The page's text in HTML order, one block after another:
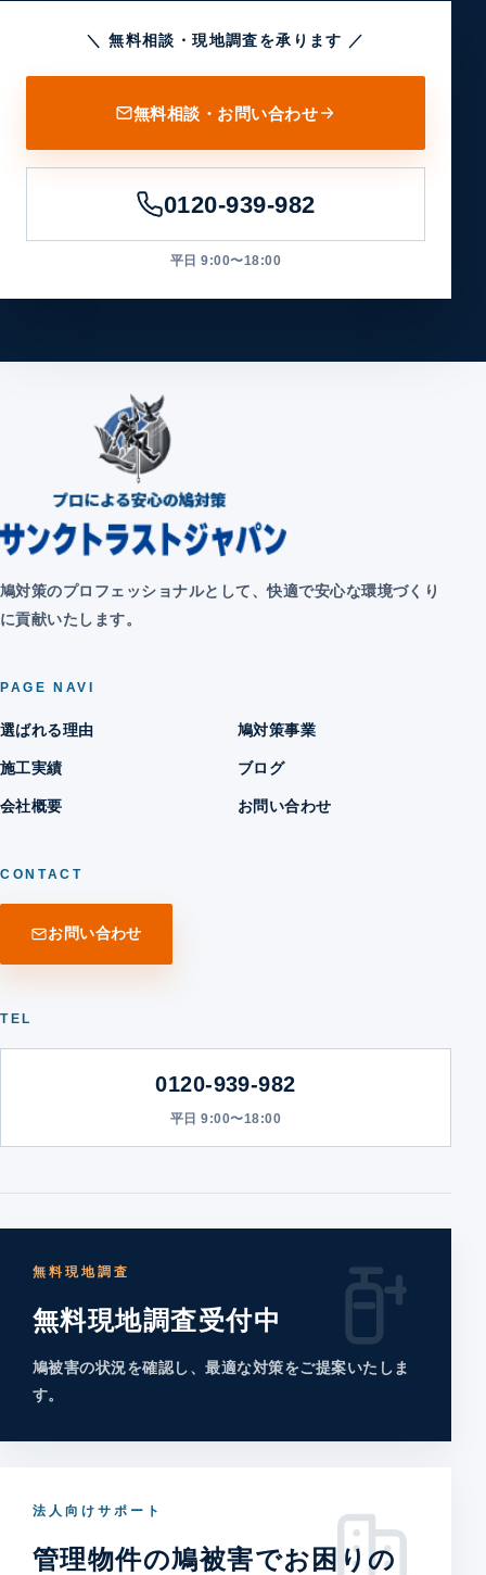
＼ 無料相談・現地調査を承ります ／
無料相談・お問い合わせ
0120-939-982
平日 9:00〜18:00
鳩対策のプロフェッショナルとして、快適で安心な環境づくり
に貢献いたします。
PAGE NAVI
選ばれる理由 鳩対策事業
施工実績 ブログ
会社概要 お問い合わせ
CONTACT
お問い合わせ
TEL
0120-939-982
平日 9:00〜18:00
無料現地調査
無料現地調査受付中
鳩被害の状況を確認し、最適な対策をご提案いたしま
す。
法人向けサポート
管理物件の鳩被害でお困りの